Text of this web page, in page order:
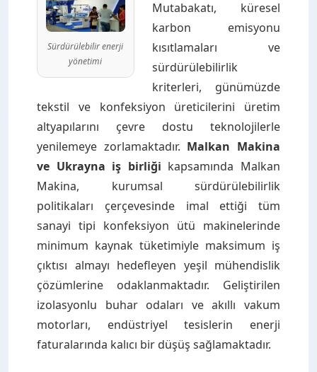
Sürdürülebilir enerji
yönetimi
Mutabakatı, küresel
karbon emisyonu
kısıtlamaları ve
sürdürülebilirlik
kriterleri, günümüzde
tekstil ve konfeksiyon üreticilerini üretim
altyapılarını çevre dostu teknolojilerle
yenilemeye zorlamaktadır. Malkan Makina
ve Ukrayna iş birliği kapsamında Malkan
Makina, kurumsal sürdürülebilirlik
politikaları çerçevesinde imal ettiği tüm
sanayi tipi konfeksiyon ütü makinelerinde
minimum kaynak tüketimiyle maksimum iş
çıktısı almayı hedefleyen yeşil mühendislik
çözümlerine odaklanmaktadır. Geliştirilen
izolasyonlu buhar odaları ve akıllı vakum
motorları, endüstriyel tesislerin enerji
faturalarında kalıcı bir düşüş sağlamaktadır.